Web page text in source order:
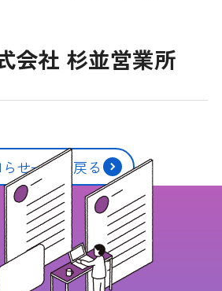
会社 杉並営業所
せ一覧に戻る